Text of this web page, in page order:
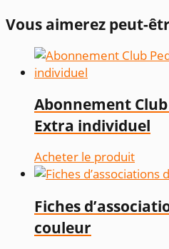
Vous aimerez peut-
Abonnement
Extra individuel
Acheter le produit
Fiches
couleur